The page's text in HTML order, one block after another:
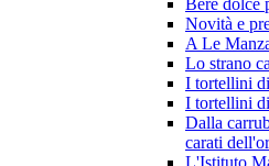
Bere dolce
Novità e
A Le
Lo strano
I tortellini
I tortellini
Dalla
carati
L'Istituto